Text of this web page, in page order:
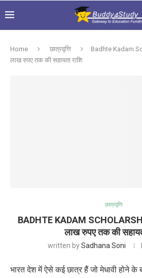
Home छात्रवृत्ति
Badhte Kadam
लाख रुपए तक की सहायता राशि
छात्रवृत्ति
BADHTE KADAM
लाख रुपए तक की
written bySadhana Soni
भारत देश में ऐसे कई छात्र हैं जो मेधावी होने के